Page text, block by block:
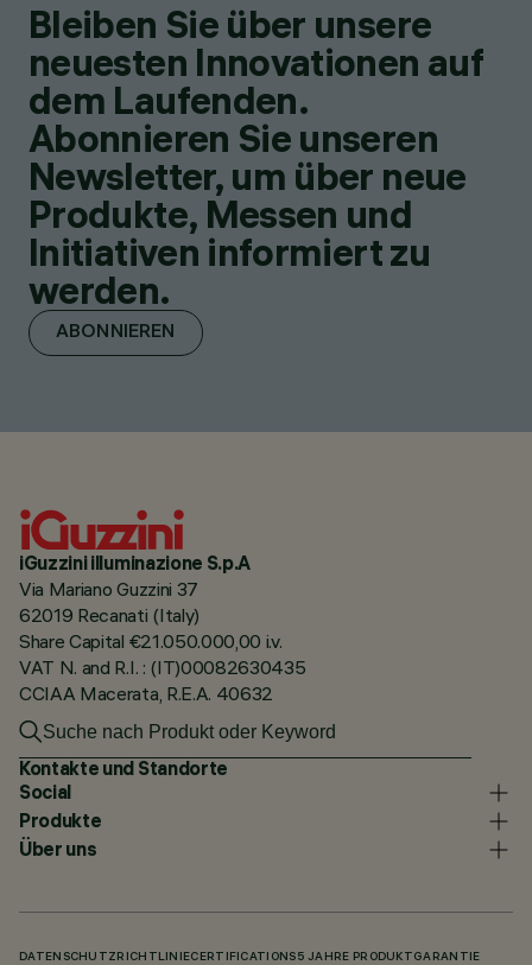
Bleiben Sie über unsere
neuesten Innovationen auf
dem Laufenden.
Abonnieren Sie unseren
Newsletter, um über neue
Produkte, Messen und
Initiativen informiert zu
werden.
ABONNIEREN
iGuzzini illuminazione S.p.A
Via Mariano Guzzini 37
62019 Recanati (Italy)
Share Capital €21.050.000,00 i.v.
VAT N. and R.I. : (IT)00082630435
CCIAA Macerata, R.E.A. 40632
Kontakte und Standorte
Social
Produkte
Über uns
DATENSCHUTZRICHTLINIECERTIFICATIONS 5 JAHRE PRODUKTGARANTIE